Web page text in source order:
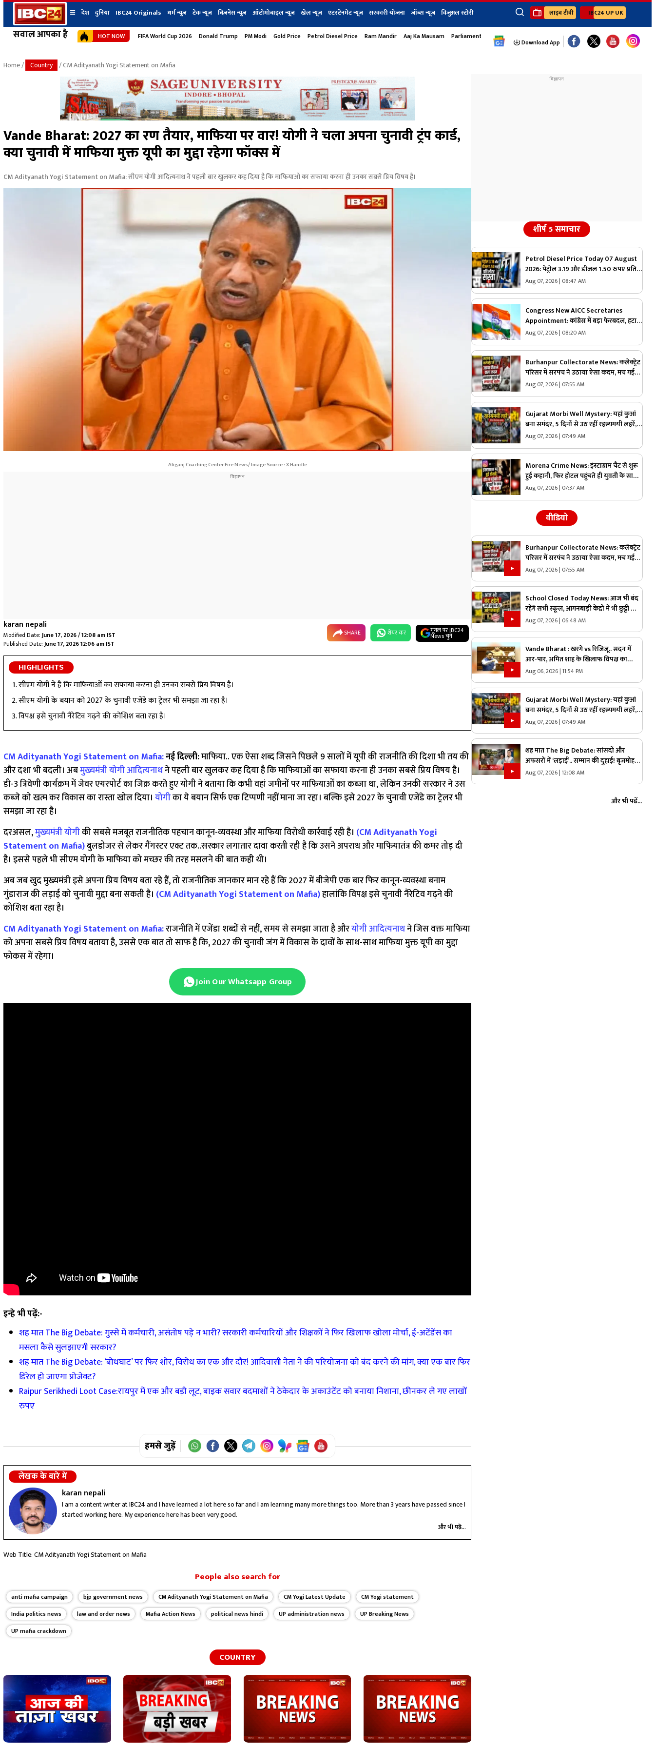
सवाल आपका है
☰ देश दुनिया IBC24 Originals धर्म न्यूज़ टेक न्यूज़ बिज़नेस न्यूज़ ऑटोमोबाइल न्यूज़ खेल न्यूज़ एंटरटेनमेंट न्यूज़ सरकारी योजना जॉब्स न्यूज विजुअल स्टोरी
×
छत्तीसगढ़ न्यूज
उत्तर प्रदेश न्यूज
बिहार न्यूज
उत्तराखंड न्यूज
हिमाचल प्रदेश न्यूज
हरियाणा न्यूज
शहर
भोपाल
जबलपुर
ग्वालियर
रायपुर
दुनिया IBC24 Originals जॉब्स न्यूज Youtube Channels
Ibc24 Jankarwan
लाइव टीवी IBC24 UP UK
HOT NOW FIFA World Cup 2026 Donald Trump PM Modi Gold Price Petrol Diesel Price Ram Mandir Aaj Ka Mausam Parliament Monsoon Session
Download App
Home/ Country / CM Adityanath Yogi Statement on Mafia
Vande Bharat: 2027 का रण तैयार, माफिया पर वार! योगी ने चला अपना चुनावी ट्रंप कार्ड,
क्या चुनावी में माफिया मुक्त यूपी का मुद्दा रहेगा फॉक्स में
CM Adityanath Yogi Statement on Mafia: सीएम योगी आदित्यनाथ ने पहली बार खुलकर कह दिया है कि माफियाओं का सफाया करना ही उनका सबसे प्रिय विषय है।
Aliganj Coaching Center Fire News/ Image Source : X Handle
karan nepali
Modified Date:June 17, 2026 / 12:08 am IST
Published Date:June 17, 2026 12:06 am IST
SHARE शेयर कर गूगल पर IBC24
News चुनें
HIGHLIGHTS
सीएम योगी ने है कि माफियाओं का सफाया करना ही उनका सबसे प्रिय विषय है।
सीएम योगी के बयान को 2027 के चुनावी एजेंडे का ट्रेलर भी समझा जा रहा है।
विपक्ष इसे चुनावी नैरेटिव गढ़ने की कोशिश बता रहा है।
CM Adityanath Yogi Statement on Mafia:नई दिल्ली:माफिया.. एक ऐसा शब्द जिसने पिछले 9 सालों में यूपी की राजनीति की दिशा भी तय की
और दशा भी बदली। अबमुख्यमंत्री योगी आदित्यनाथने पहली बार खुलकर कह दिया है कि माफियाओं का सफाया करना ही उनका सबसे प्रिय विषय है।
डी-3 त्रिवेणी कार्यक्रम में जेवर एयरपोर्ट का जिक्र करते हुए योगी ने बताया कि कभी वहां जमीनों पर माफियाओं का कब्जा था, लेकिन उनकी सरकार ने उस
कब्जे को खत्म कर विकास का रास्ता खोल दिया। योगीका ये बयान सिर्फ एक टिप्पणी नहीं माना जा रहा। बल्कि इसे 2027 के चुनावी एजेंडे का ट्रेलर भी
समझा जा रहा है।
दरअसल,मुख्यमंत्री योगीकी सबसे मजबूत राजनीतिक पहचान कानून-व्यवस्था और माफिया विरोधी कार्रवाई रही है। (CM Adityanath Yogi
Statement on Mafia)बुलडोजर से लेकर गैंगस्टर एक्ट तक..सरकार लगातार दावा करती रही है कि उसने अपराध और माफियातंत्र की कमर तोड़ दी
है। इससे पहले भी सीएम योगी के माफिया को मच्छर की तरह मसलने की बात कही थी।
अब जब खुद मुख्यमंत्री इसे अपना प्रिय विषय बता रहे हैं, तो राजनीतिक जानकार मान रहे हैं कि 2027 में बीजेपी एक बार फिर कानून-व्यवस्था बनाम
गुंडाराज की लड़ाई को चुनावी मुद्दा बना सकती है। (CM Adityanath Yogi Statement on Mafia)हालांकि विपक्ष इसे चुनावी नैरेटिव गढ़ने की
कोशिश बता रहा है।
CM Adityanath Yogi Statement on Mafia:राजनीति में एजेंडा शब्दों से नहीं, समय से समझा जाता है औरयोगी आदित्यनाथने जिस वक्त माफिया
को अपना सबसे प्रिय विषय बताया है, उससे एक बात तो साफ है कि, 2027 की चुनावी जंग में विकास के दावों के साथ-साथ माफिया मुक्त यूपी का मुद्दा
फोकस में रहेगा।
Join Our Whatsapp Group
इन्हे भी पढ़ें:-
शह मात The Big Debate: गुस्से में कर्मचारी, असंतोष पड़े न भारी? सरकारी कर्मचारियों और शिक्षकों ने फिर खिलाफ खोला मोर्चा, ई-अटेंडेंस का
मसला कैसे सुलझाएगी सरकार?
शह मात The Big Debate: ‘बोधघाट’ पर फिर शोर, विरोध का एक और दौर! आदिवासी नेता ने की परियोजना को बंद करने की मांग, क्या एक बार फिर
डिरेल हो जाएगा प्रोजेक्ट?
Raipur Serikhedi Loot Case:रायपुर में एक और बड़ी लूट, बाइक सवार बदमाशों ने ठेकेदार के अकाउंटेंट को बनाया निशाना, छीनकर ले गए लाखों
रुपए
हमसे जुड़ें
लेखक के बारे में
karan nepali
I am a content writer at IBC24 and I have learned a lot here so far and I am learning many more things too. More than 3 years have passed since I
started working here. My experience here has been very good.
और भी पढ़ें...
Web Title: CM Adityanath Yogi Statement on Mafia
People also search for
anti mafia campaign bjp government news CM Adityanath Yogi Statement on Mafia CM Yogi Latest Update
CM Yogi statement
India politics news
law and order news Mafia Action News political news hindi UP administration news
UP Breaking News
UP mafia crackdown
COUNTRY
शीर्ष 5 समाचार
Petrol Diesel Price Today 07 August
2026: पेट्रोल 3.19 और डीजल 1.50 रुपए प्रति
लीटर सस्ता, महंगाई की मार झेल रही जनता को
रेट
Aug 07, 2026 | 08:47 AM
Congress New AICC Secretaries
Appointment: कांग्रेस में बड़ा फेरबदल, हटाए
गए सभी पुराने सचिव….इन नेताओं को सौंपी गई
Aug 07, 2026 | 08:20 AM
Burhanpur Collectorate News: कलेक्ट्रेट
परिसर में सरपंच ने उठाया ऐसा कदम, मच गई
अफरा-तफरी, दौड़ पड़े अधिकारी और नेता, जानें
Aug 07, 2026 | 07:55 AM
Gujarat Morbi Well Mystery: यहां कुआं
बना समंदर, 5 दिनों से उठ रहीं रहस्यमयी लहरें,
वैज्ञानिक भी हैरान, देखें वीडियो
Aug 07, 2026 | 07:49 AM
Morena Crime News: इंस्टाग्राम चैट से शुरू
हुई कहानी, फिर होटल पहुंचते ही युवती के साथ
हुआ खौफनाक कांड, जानकर पुलिस भी रह गई
Aug 07, 2026 | 07:37 AM
वीडियो
Burhanpur Collectorate News: कलेक्ट्रेट
परिसर में सरपंच ने उठाया ऐसा कदम, मच गई
अफरा-तफरी, दौड़ पड़े अधिकारी और नेता, जानें
क्या है पूरा मामला
Aug 07, 2026 | 07:55 AM
School Closed Today News: आज भी बंद
रहेंगे सभी स्कूल, आंगनबाड़ी केंद्रों में भी छुट्टी का
ऐलान, तत्काल प्रभाव से जिलाधिकारी ने जारी
किया आदेश
Aug 07, 2026 | 06:48 AM
Vande Bharat : खरगे vs रिजिजू.. सदन में
आर-पार, अमित शाह के खिलाफ विपक्ष का
प्रदर्शन, क्या ऐसे ही शोर शराबे में दब जाएंगे
असली मुद्दे?
Aug 06, 2026 | 11:54 PM
Gujarat Morbi Well Mystery: यहां कुआं
बना समंदर, 5 दिनों से उठ रहीं रहस्यमयी लहरें,
वैज्ञानिक भी हैरान, देखें वीडियो
Aug 07, 2026 | 07:49 AM
शह मात The Big Debate: सांसदों और
अफसरों में ‘लड़ाई’.. सम्मान की दुहाई! बृजमोहन
के बाद विजय बघेल ने की शिकायत, जानिए
राज्य का मामला आखिर संसद तक क्यों पहुंचा?
Aug 07, 2026 | 12:08 AM
और भी पढ़ें...